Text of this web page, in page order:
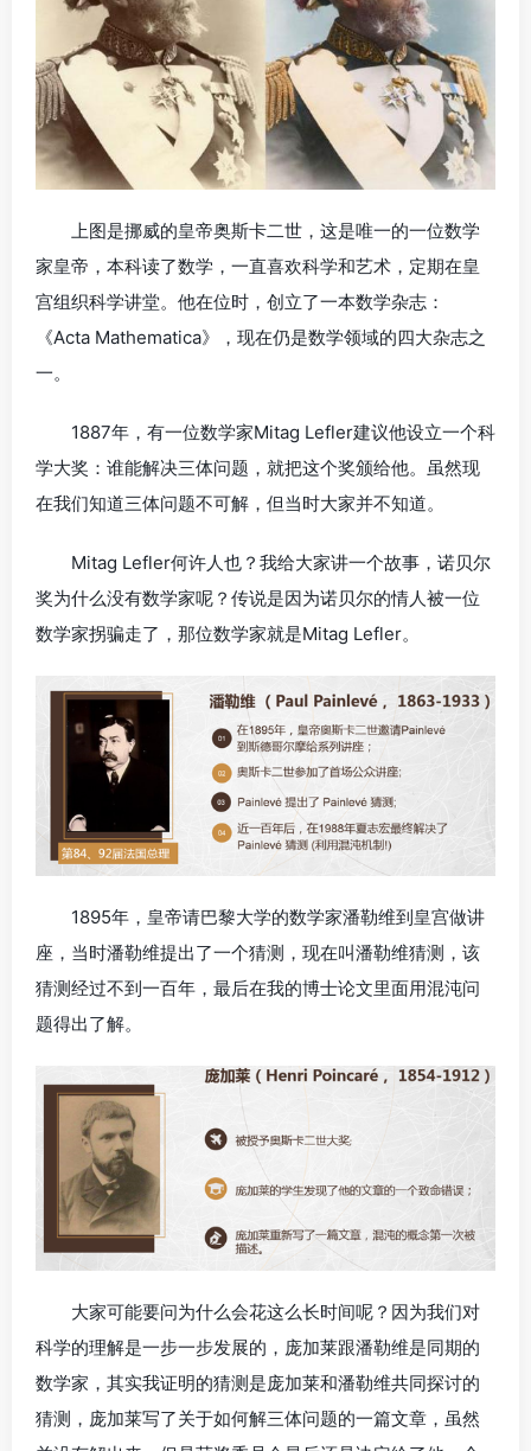
上图是挪威的皇帝奥斯卡二世，这是唯一的一位数学
家皇帝，本科读了数学，一直喜欢科学和艺术，定期在皇
宫组织科学讲堂。他在位时，创立了一本数学杂志：
《Acta Mathematica》，现在仍是数学领域的四大杂志之
一。
1887年，有一位数学家Mitag Lefler建议他设立一个科
学大奖：谁能解决三体问题，就把这个奖颁给他。虽然现
在我们知道三体问题不可解，但当时大家并不知道。
Mitag Lefler何许人也？我给大家讲一个故事，诺贝尔
奖为什么没有数学家呢？传说是因为诺贝尔的情人被一位
数学家拐骗走了，那位数学家就是Mitag Lefler。
1895年，皇帝请巴黎大学的数学家潘勒维到皇宫做讲
座，当时潘勒维提出了一个猜测，现在叫潘勒维猜测，该
猜测经过不到一百年，最后在我的博士论文里面用混沌问
题得出了解。
大家可能要问为什么会花这么长时间呢？因为我们对
科学的理解是一步一步发展的，庞加莱跟潘勒维是同期的
数学家，其实我证明的猜测是庞加莱和潘勒维共同探讨的
猜测，庞加莱写了关于如何解三体问题的一篇文章，虽然